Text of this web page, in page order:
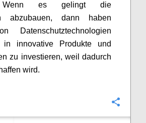
Wenn es gelingt die
abzubauen, dann haben
Datenschutztechnologien
in innovative Produkte und
zu investieren, weil dadurch
wird.